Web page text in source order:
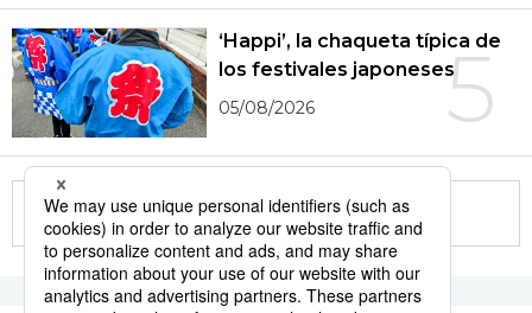
5
‘Happi’, la chaqueta típica de
los festivales japoneses
05/08/2026
More in this series